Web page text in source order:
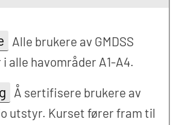
Alle brukere av GMDSS
alle havområder A1-A4.
Å sertifisere brukere av
utstyr. Kurset fører fram til